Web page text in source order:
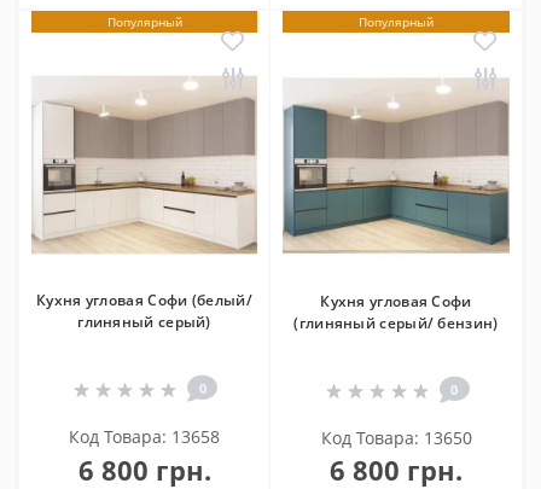
Популярный
Кухня угловая Софи (белый/
глиняный серый)
0
Код Товара: 13658
6 800 грн.
Популярный
Кухня угловая Софи
(глиняный серый/ бензин)
0
Код Товара: 13650
6 800 грн.